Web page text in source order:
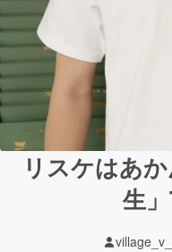
リスケはあ
生